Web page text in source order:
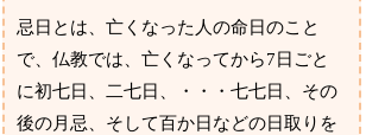
忌日とは、亡くなった人の命日のこと
で、仏教では、亡くなってから7日ごと
に初七日、二七日、・・・七七日、その
後の月忌、そして百か日などの日取りを